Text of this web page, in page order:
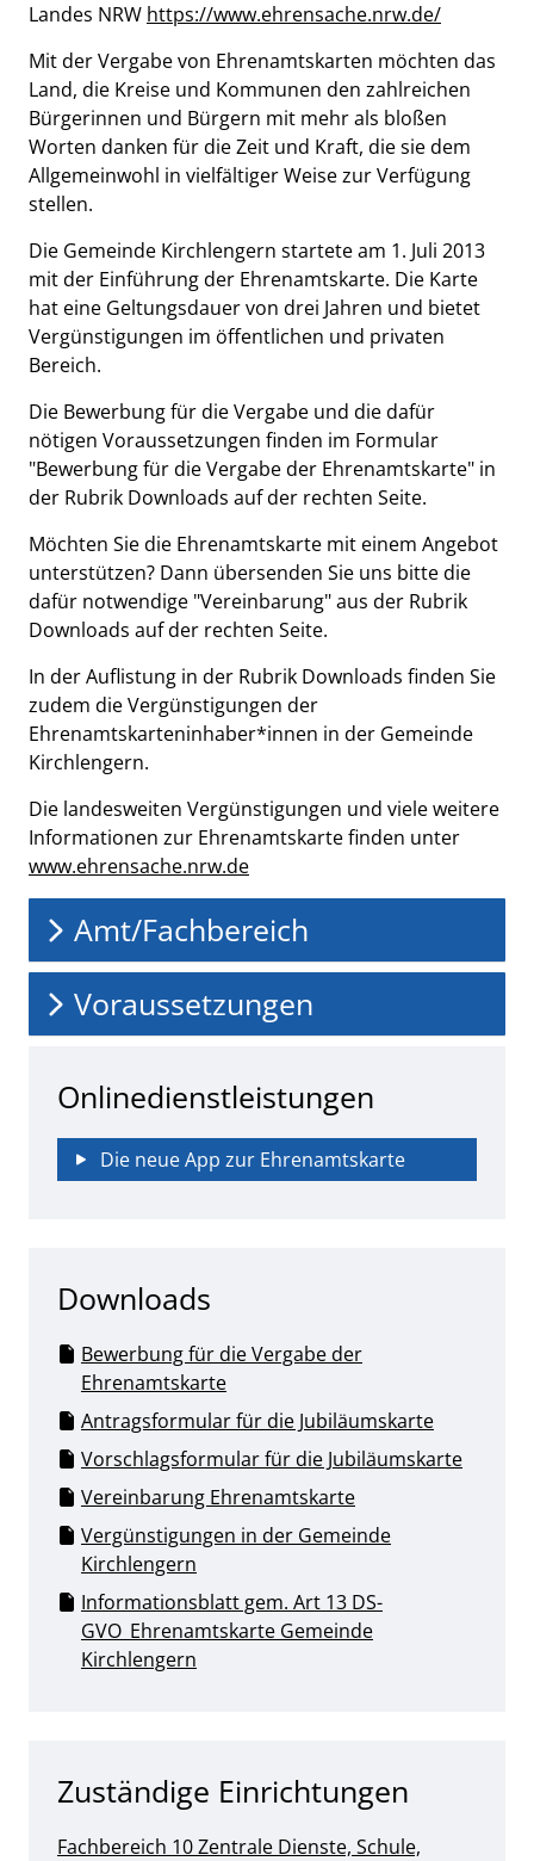
Landes NRW https://www.ehrensache.nrw.de/
Mit der Vergabe von Ehrenamtskarten möchten das
Land, die Kreise und Kommunen den zahlreichen
Bürgerinnen und Bürgern mit mehr als bloßen
Worten danken für die Zeit und Kraft, die sie dem
Allgemeinwohl in vielfältiger Weise zur Verfügung
stellen.
Die Gemeinde Kirchlengern startete am 1. Juli 2013
mit der Einführung der Ehrenamtskarte. Die Karte
hat eine Geltungsdauer von drei Jahren und bietet
Vergünstigungen im öffentlichen und privaten
Bereich.
Die Bewerbung für die Vergabe und die dafür
nötigen Voraussetzungen finden im Formular
"Bewerbung für die Vergabe der Ehrenamtskarte" in
der Rubrik Downloads auf der rechten Seite.
Möchten Sie die Ehrenamtskarte mit einem Angebot
unterstützen? Dann übersenden Sie uns bitte die
dafür notwendige "Vereinbarung" aus der Rubrik
Downloads auf der rechten Seite.
In der Auflistung in der Rubrik Downloads finden Sie
zudem die Vergünstigungen der
Ehrenamtskarteninhaber*innen in der Gemeinde
Kirchlengern.
Die landesweiten Vergünstigungen und viele weitere
Informationen zur Ehrenamtskarte finden unter
www.ehrensache.nrw.de
Amt/Fachbereich
Voraussetzungen
Onlinedienstleistungen
Die neue App zur Ehrenamtskarte
Downloads
Bewerbung für die Vergabe der
Ehrenamtskarte
Antragsformular für die Jubiläumskarte
Vorschlagsformular für die Jubiläumskarte
Vereinbarung Ehrenamtskarte
Vergünstigungen in der Gemeinde
Kirchlengern
Informationsblatt gem. Art 13 DS-
GVO_Ehrenamtskarte Gemeinde
Kirchlengern
Zuständige Einrichtungen
Fachbereich 10 Zentrale Dienste, Schule,